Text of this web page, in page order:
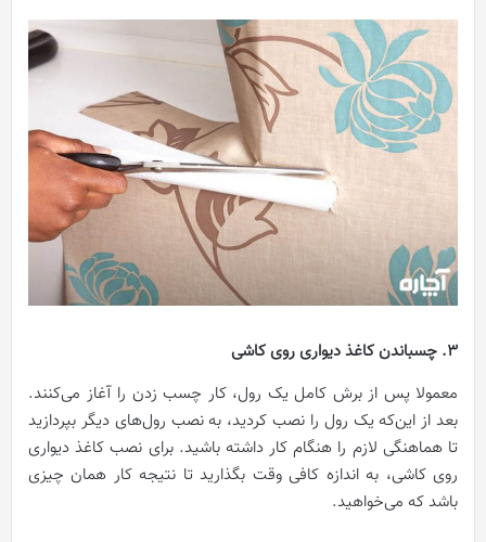
3. چسباندن کاغذ دیواری روی کاشی
معمولا پس از برش کامل یک رول، کار چسب زدن را آغاز می‌کنند.
بعد از این‌که یک رول را نصب کردید، به نصب رول‌های دیگر بپردازید
تا هماهنگی لازم را هنگام کار داشته باشید. برای نصب کاغذ دیواری
روی کاشی، به اندازه کافی وقت بگذارید تا نتیجه کار همان چیزی
باشد که می‌خواهید.